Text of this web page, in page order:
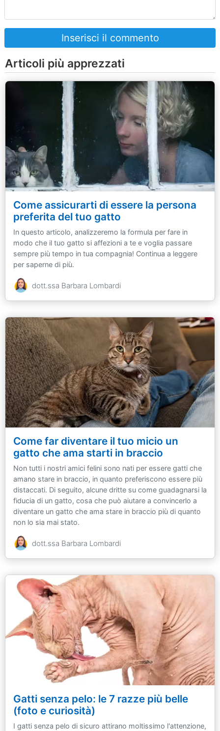
Inserisci il commento
Articoli più apprezzati
Come assicurarti di essere la persona
preferita del tuo gatto
In questo articolo, analizzeremo la formula per fare in
modo che il tuo gatto si affezioni a te e voglia passare
sempre più tempo in tua compagnia! Continua a leggere
per saperne di più.
dott.ssa Barbara Lombardi
Come far diventare il tuo micio un
gatto che ama starti in braccio
Non tutti i nostri amici felini sono nati per essere gatti che
amano stare in braccio, in quanto preferiscono essere più
distaccati. Di seguito, alcune dritte su come guadagnarsi la
fiducia di un gatto, cosa che può aiutare a convincerlo a
diventare un gatto che ama stare in braccio più di quanto
non lo sia mai stato.
dott.ssa Barbara Lombardi
Gatti senza pelo: le 7 razze più belle
(foto e curiosità)
I gatti senza pelo di sicuro attirano moltissimo l'attenzione,